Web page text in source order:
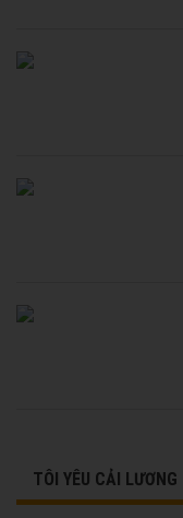
TÔI YÊU CẢI LƯƠNG